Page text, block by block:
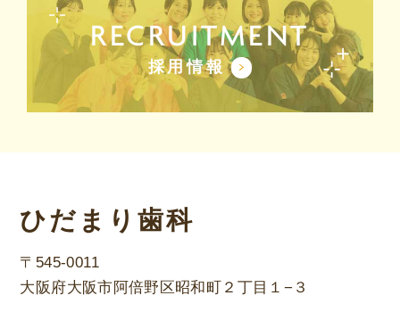
RECRUITMENT
採用情報
ひだまり歯科
〒545-0011
大阪府大阪市阿倍野区昭和町２丁目１−３